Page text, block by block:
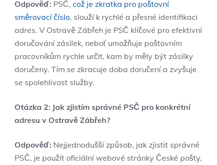
Odpověď: PSČ, což je zkratka pro poštovní
směrovací číslo, slouží k rychlé a přesné identifikaci
adres. V Ostravě Zábřeh je PSČ klíčové pro efektivní
doručování zásilek, neboť umožňuje poštovním
pracovníkům rychle určit, kam by měly být zásilky
doručeny. Tím se zkracuje doba doručení a zvyšuje
se spolehlivost služby.
Otázka 2: Jak zjistím správné PSČ pro konkrétní
adresu v Ostravě Zábřeh?
Odpověď: Nejjednodušší způsob, jak zjistit správné
PSČ, je použít oficiální webové stránky České pošty,